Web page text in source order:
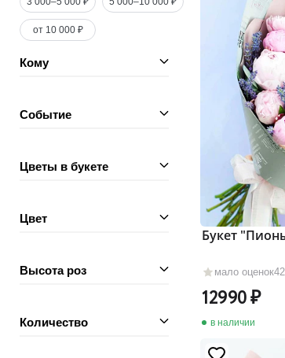
от 10 000 ₽
Кому
Событие
Цветы в букете
Цвет
Высота роз
Количество
мало оценок
Букет
12990
в наличии